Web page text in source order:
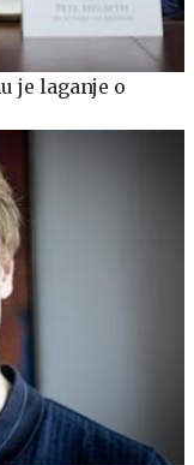
je laganje o